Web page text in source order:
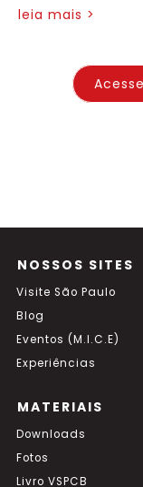
leia mais >
NOSSOS SITES
Visite São Paulo
Blog
Eventos (M.I.C.E)
Experiências
MATERIAIS
Downloads
Fotos
Livro VSPCB